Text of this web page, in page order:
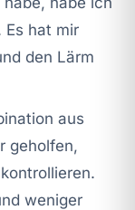
Es hat mir
den Lärm
aus
geholfen,
weniger